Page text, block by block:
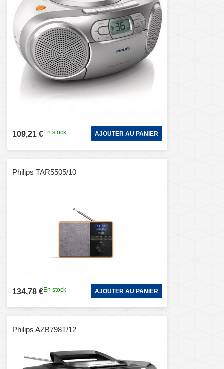
109,21 €En stock AJOUTER AU PANIER
Philips TAR5505/10
134,78 €En stock AJOUTER AU PANIER
Philips AZB798T/12